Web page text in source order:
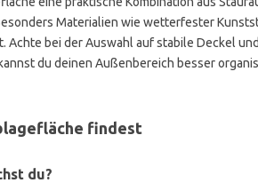
Materialien wie wetterfester
bei der Auswahl auf stabile Deckel und
du deinen Außenbereich besser
findest
du?